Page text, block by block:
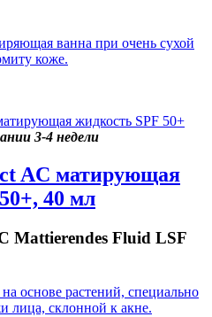
ванна при очень сухой
коже.
3-4 недели
AC матирующая
40 мл
Mattierendes Fluid LSF
основе растений, специально
лица, склонной к акне.